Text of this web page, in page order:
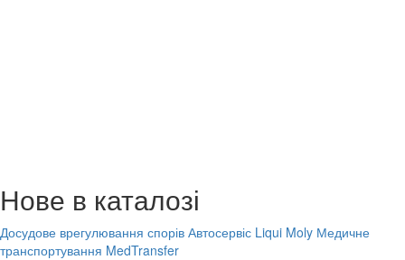
Нове в каталозі
Досудове врегулювання спорів Автосервіс Liqui Moly Медичне
транспортування MedTransfer